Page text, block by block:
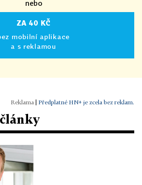
nebo
ZA 40 KČ
mobilní aplikace
a s reklamou
Předplatné HN+ je zcela bez reklam.